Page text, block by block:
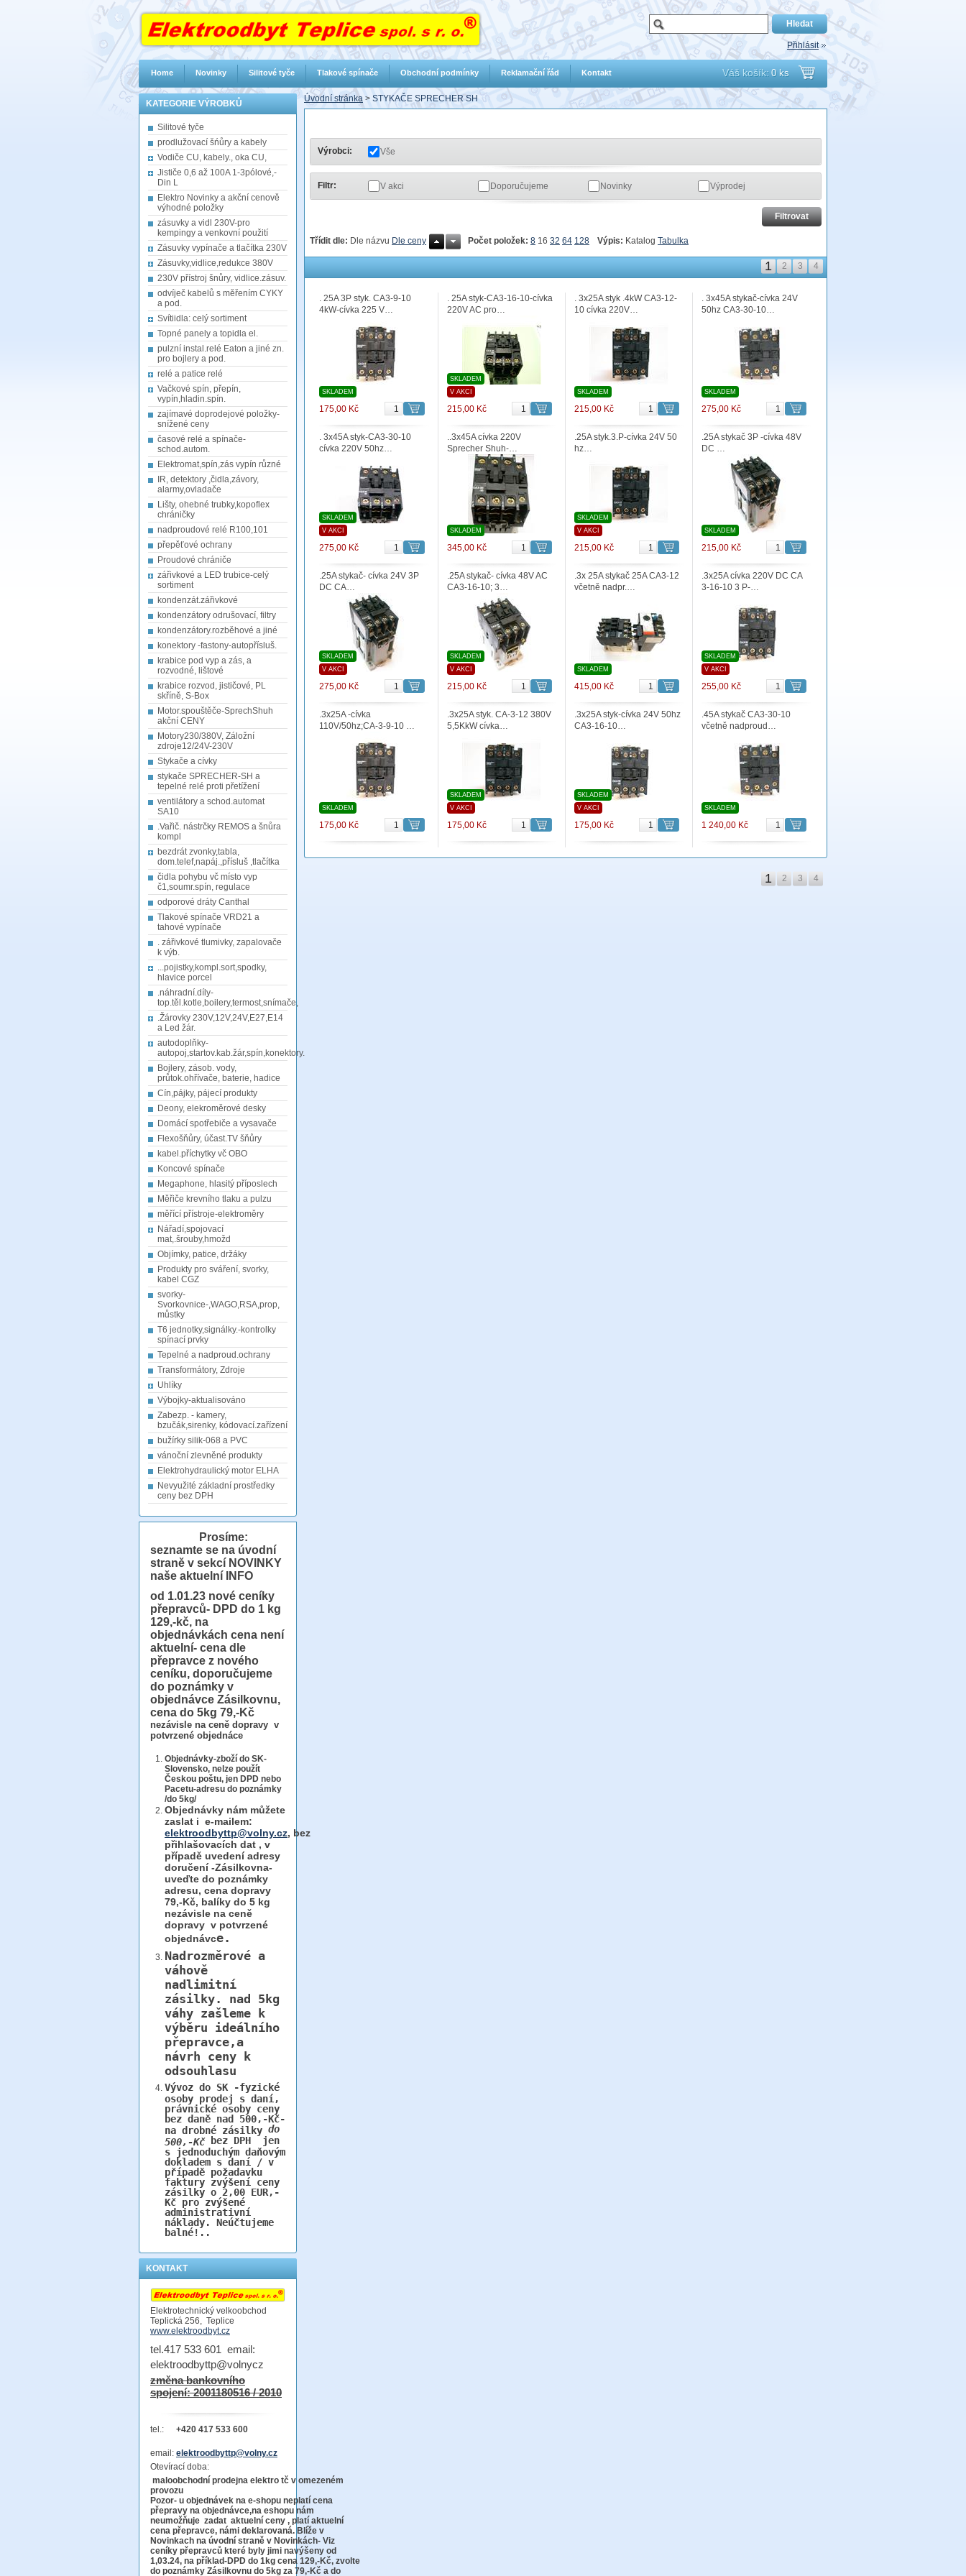
Váš košík: 0 ks
KATEGORIE VÝROBKŮ
Silitové tyče
prodlužovací šńůry a kabely
Vodiče CU, kabely., oka CU,
Jističe 0,6 až 100A 1-3pólové,-
Din L
Elektro Novinky a akční cenově
výhodné položky
zásuvky a vidl 230V-pro
kempingy a venkovní použití
Zásuvky vypínače a tlačítka 230V
Zásuvky,vidlice,redukce 380V
230V přístroj šnůry, vidlice.zásuv.
odvíječ kabelů s měřením CYKY
a pod.
Svítiidla: celý sortiment
Topné panely a topidla el.
pulzní instal.relé Eaton a jiné zn.
pro bojlery a pod.
relé a patice relé
Vačkové spín, přepín,
vypín,hladin.spín.
zajímavé doprodejové položky-
snížené ceny
časové relé a spínače-
schod.autom.
Elektromat,spín,zás vypín různé
IR, detektory ,čidla,závory,
alarmy,ovladače
Lišty, ohebné trubky,kopoflex
chráničky
nadproudové relé R100,101
přepěťové ochrany
Proudové chrániče
zářivkové a LED trubice-celý
sortiment
kondenzát.zářivkové
kondenzátory odrušovací, filtry
kondenzátory.rozběhové a jiné
konektory -fastony-autopřísluš.
krabice pod vyp a zás, a
rozvodné, lištové
krabice rozvod, jističové, PL
skříně, S-Box
Motor.spouštěče-SprechShuh
akční CENY
Motory230/380V, Záložní
zdroje12/24V-230V
Stykače a cívky
stykače SPRECHER-SH a
tepelné relé proti přetížení
ventilátory a schod.automat
SA10
.Vařič. nástrčky REMOS a šnůra
kompl
bezdrát zvonky,tabla,
dom.telef,napáj.,přísluš ,tlačítka
čidla pohybu vč místo vyp
č1,soumr.spín, regulace
odporové dráty Canthal
Tlakové spínače VRD21 a
tahové vypínače
. zářivkové tlumivky, zapalovače
k výb.
...pojistky,kompl.sort,spodky,
hlavice porcel
.náhradní.díly-
top.těl.kotle,boilery,termost,snímače,
.Žárovky 230V,12V,24V,E27,E14
a Led žár.
autodoplňky-
autopoj,startov.kab.žár,spín,konektory.
Bojlery, zásob. vody,
průtok.ohřívače, baterie, hadice
Cín,pájky, pájecí produkty
Deony, elekroměrové desky
Domácí spotřebiče a vysavače
Flexošňůry, účast.TV šňůry
kabel.příchytky vč OBO
Koncové spínače
Megaphone, hlasitý příposlech
Měřiče krevního tlaku a pulzu
měřící přístroje-elektroměry
Nářadí,spojovací
mat,.šrouby,hmožd
Objímky, patice, držáky
Produkty pro sváření, svorky,
kabel CGZ
svorky-
Svorkovnice-,WAGO,RSA,prop,
můstky
T6 jednotky,signálky.-kontrolky
spínací prvky
Tepelné a nadproud.ochrany
Transformátory, Zdroje
Uhlíky
Výbojky-aktualisováno
Zabezp. - kamery,
bzučák,sirenky, kódovací.zařízení
bužírky silik-068 a PVC
vánoční zlevněné produkty
Elektrohydraulický motor ELHA
Nevyužité základní prostředky
ceny bez DPH
Přihlásit
Prosíme:
seznamte se na úvodní
straně v sekcí NOVINKY
naše aktuelní INFO
od 1.01.23 nové ceníky
přepravců- DPD do 1 kg
129,-kč, na
objednávkách cena není
aktuelní- cena dle
přepravce z nového
ceníku, doporučujeme
do poznámky v
objednávce Zásilkovnu,
cena do 5kg 79,-Kč
nezávisle na ceně dopravy v
potvrzené objednáce
Objednávky-zboží do SK-
Slovensko, nelze použít
Českou poštu, jen DPD nebo
Pacetu-adresu do poznámky
/do 5kg/
Objednávky nám můžete
zaslat i e-mailem:
elektroodbyttp@volny.cz, bez
přihlašovacích dat , v
případě uvedení adresy
doručení -Zásilkovna-
uveďte do poznámky
adresu, cena dopravy
79,-Kč, balíky do 5 kg
nezávisle na ceně
dopravy v potvrzené
objednávce.
Nadrozměrové a
váhově
nadlimitní
zásilky. nad 5kg
váhy zašleme k
výběru ideálního
přepravce,a
návrh ceny k
odsouhlasu
Vývoz do SK -fyzické
osoby prodej s daní,
právnické osoby ceny
bez daně nad 500,-Kč-
na drobné zásilky do
500,-Kčbez DPH jen
s jednoduchým daňovým
dokladem s daní / v
případě požadavku
faktury zvýšení ceny
zásilky o 2,00 EUR,-
Kč pro zvýšené
administrativní
náklady. Neúčtujeme
balné!..
KONTAKT
Elektrotechnický velkoobchod
Teplická 256, Teplice
www.elektroodbyt.cz
tel.417 533 601 email:
elektroodbyttp@volnycz
změna bankovního
spojení: 2001180516 / 2010
tel.: +420 417 533 600
email: elektroodbyttp@volny.cz
Otevírací doba:
maloobchodní prodejna elektro tč v omezeném
provozu
Pozor- u objednávek na e-shopu neplatí cena
přepravy na objednávce,na eshopu nám
neumožňuje zadat aktuelní ceny , platí aktuelní
cena přepravce, námi deklarovaná. Blíže v
Novinkach na úvodní straně v Novinkách- Viz
ceníky přepravců které byly jimi navýšeny od
1,03.24, na příklad-DPD do 1kg cena 129,-Kč, zvolte
do poznámky Zásilkovnu do 5kg za 79,-Kč a do
Úvodní stránka > STYKAČE SPRECHER SH
Výrobci: Vše
Filtr: V akci Doporučujeme Novinky Výprodej
Třídit dle: Dle názvu Dle ceny Počet položek: 8 16 32 64 128 Výpis: Katalog Tabulka
. 25A 3P styk. CA3-9-10
4kW-cívka 225 V…
SKLADEM
175,00 Kč
. 25A styk-CA3-16-10-cívka
220V AC pro…
SKLADEM
V AKCI
215,00 Kč
. 3x25A styk .4kW CA3-12-
10 cívka 220V…
SKLADEM
215,00 Kč
. 3x45A stykač-cívka 24V
50hz CA3-30-10…
SKLADEM
275,00 Kč
. 3x45A styk-CA3-30-10
cívka 220V 50hz…
SKLADEM
V AKCI
275,00 Kč
..3x45A cívka 220V
Sprecher Shuh-…
SKLADEM
345,00 Kč
.25A styk.3.P-cívka 24V 50
hz…
SKLADEM
V AKCI
215,00 Kč
.25A stykač 3P -cívka 48V
DC …
SKLADEM
215,00 Kč
.25A stykač- cívka 24V 3P
DC CA…
SKLADEM
V AKCI
275,00 Kč
.25A stykač- cívka 48V AC
CA3-16-10; 3…
SKLADEM
V AKCI
215,00 Kč
.3x 25A stykač 25A CA3-12
včetně nadpr.…
SKLADEM
415,00 Kč
.3x25A cívka 220V DC CA
3-16-10 3 P-…
SKLADEM
V AKCI
255,00 Kč
.3x25A -cívka
110V/50hz;CA-3-9-10 …
SKLADEM
175,00 Kč
.3x25A styk. CA-3-12 380V
5,5KkW cívka…
SKLADEM
V AKCI
175,00 Kč
.3x25A styk-cívka 24V 50hz
CA3-16-10…
SKLADEM
V AKCI
175,00 Kč
.45A stykač CA3-30-10
včetně nadproud…
SKLADEM
1 240,00 Kč
1 2 3 4
1 2 3 4
Home Novinky Silitové tyče Tlakové spínače Obchodní podmínky Reklamační řád Kontakt